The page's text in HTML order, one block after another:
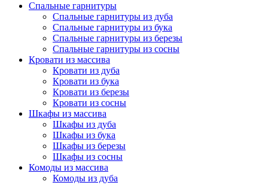
Спальные гарнитуры
Спальные гарнитуры из дуба
Спальные гарнитуры из бука
Спальные гарнитуры из березы
Спальные гарнитуры из сосны
Кровати из массива
Кровати из дуба
Кровати из бука
Кровати из березы
Кровати из сосны
Шкафы из массива
Шкафы из дуба
Шкафы из бука
Шкафы из березы
Шкафы из сосны
Комоды из массива
Комоды из дуба